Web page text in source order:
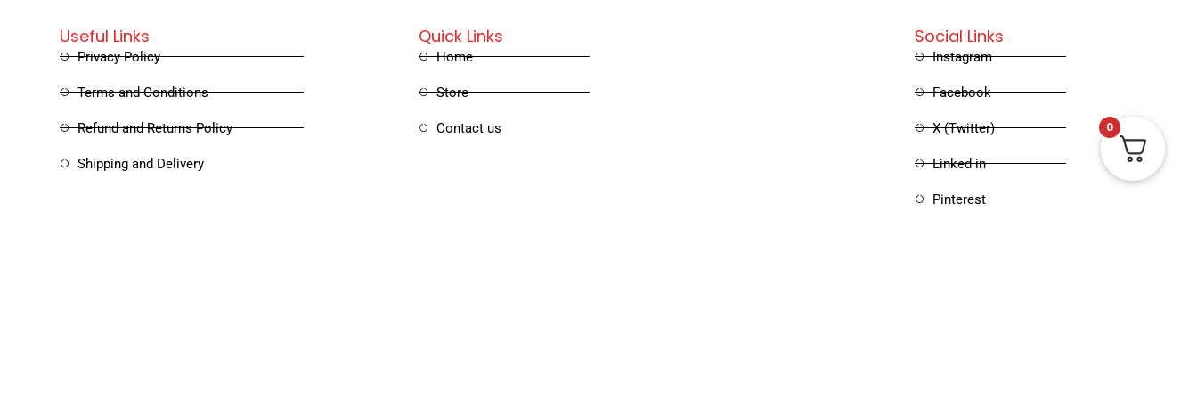
Quick Links
Home
Store
Useful Links
Privacy Policy
Terms and Conditions
Refund and Returns Policy
Social Links
Instagram
Facebook
X (Twitter)
Linked in
0